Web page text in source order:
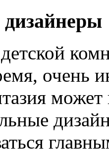
дизайнеры
очень
может